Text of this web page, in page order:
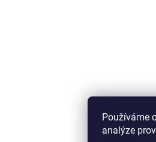
Používáme
analýze